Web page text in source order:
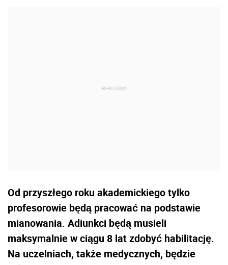
Od przyszłego roku akademickiego tylko
profesorowie będą pracować na podstawie
mianowania. Adiunkci będą musieli
maksymalnie w ciągu 8 lat zdobyć habilitację.
Na uczelniach, także medycznych, będzie